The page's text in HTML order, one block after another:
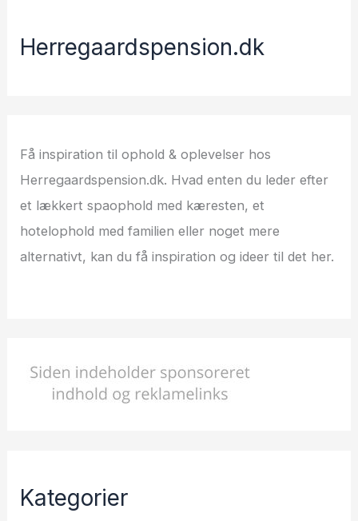
Herregaardspension.dk
Få inspiration til ophold & oplevelser hos
Herregaardspension.dk. Hvad enten du leder efter
et lækkert spaophold med kæresten, et
hotelophold med familien eller noget mere
alternativt, kan du få inspiration og ideer til det her.
Kategorier